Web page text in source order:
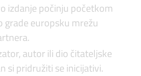
izdanje počinju početkom
grade europsku mrežu
autor ili dio čitateljske
si pridružiti se inicijativi.